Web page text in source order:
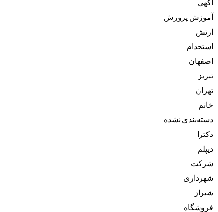
آگهی
آموزش پرورش
ارتش
استخدام
اصفهان
تبریز
تهران
خانم
دسته‌بندی نشده
دکترا
دیپلم
شرکت
شهرداری
شیراز
فروشگاه